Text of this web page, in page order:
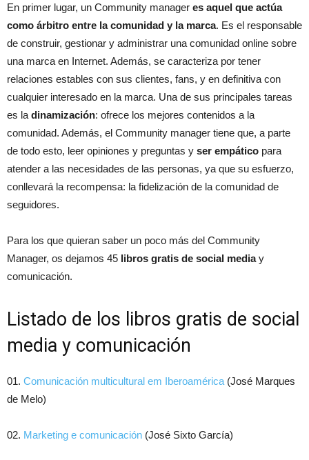
En primer lugar, un Community manager es aquel que actúa
como árbitro entre la comunidad y la marca. Es el responsable
de construir, gestionar y administrar una comunidad online sobre
una marca en Internet. Además, se caracteriza por tener
relaciones estables con sus clientes, fans, y en definitiva con
cualquier interesado en la marca. Una de sus principales tareas
es la dinamización: ofrece los mejores contenidos a la
comunidad. Además, el Community manager tiene que, a parte
de todo esto, leer opiniones y preguntas y ser empático para
atender a las necesidades de las personas, ya que su esfuerzo,
conllevará la recompensa: la fidelización de la comunidad de
seguidores.
Para los que quieran saber un poco más del Community
Manager, os dejamos 45 libros gratis de social mediay
comunicación.
Listado de los libros gratis de social
media y comunicación
01. Comunicación multicultural em Iberoamérica (José Marques
de Melo)
02. Marketing e comunicación (José Sixto García)